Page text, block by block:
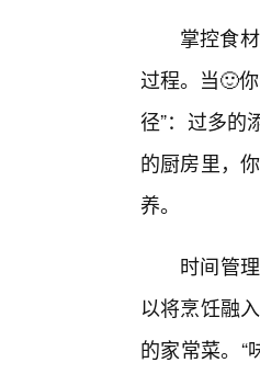
掌控食
过程。当🙂
径”：过多的
的厨房里，
养。
时间管
以将烹饪融
的家常菜。“